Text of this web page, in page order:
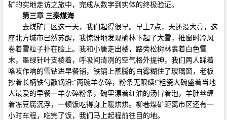
矿的实地走访之旅中，完成从数字到实体的终极验证。
第三章 三秦煤海
去煤矿厂区这一天，我们起得很早。早上7点，天还没大亮，这
座北方城市已然苏醒，我惊讶地发现榆林下起了大雪，推窗时冷风
卷着雪粒子扑在脸上。我和小唐走出楼，路旁松树林裹着白色雪
末，墨绿针叶支棱着，呼吸间清冽的空气格外提神，我们两人踩着
咯吱作响的雪钻进早餐铺，铁锅上蒸腾的白雾糊住了玻璃窗，老板
抄着长柄铁勺敲锅沿:“两碗羊杂碎，粉条无限续!”粗瓷大碗盛着当地
人最爱的早餐一羊杂碎粉条，碗里漂着红油的汤冒着泡，羊肚丝缠
着冻豆腐沉浮，一顿饭吃得身上暖烘烘。柳巷煤矿距离市区还有一
小时车程，吃完了饭，我们马上起程前往目的地。